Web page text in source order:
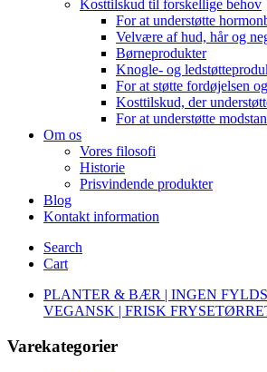
Kosttilskud til forskellige behov
For at understøtte
Velvære af hud, hår og
Børneprodukter
Knogle- og
For at støtte fordøjelsen
Kosttilskud, der
For at understøtte
Om os
Vores filosofi
Historie
Prisvindende produkter
Blog
Kontakt information
Search
Cart
PLANTER & BÆR | INGEN
VEGANSK | FRISK
Varekategorier